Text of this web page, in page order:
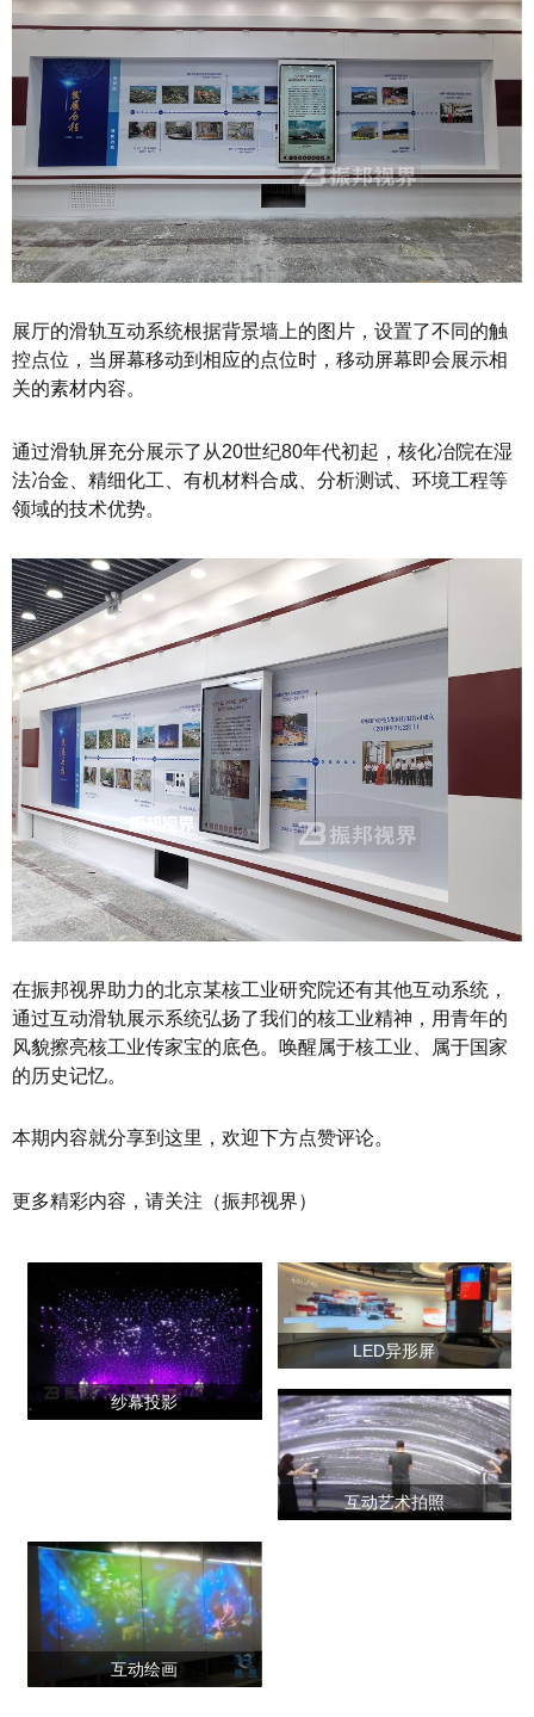
展厅的滑轨互动系统根据背景墙上的图片，设置了不同的触
控点位，当屏幕移动到相应的点位时，移动屏幕即会展示相
关的素材内容。
通过滑轨屏充分展示了从20世纪80年代初起，核化冶院在湿
法冶金、精细化工、有机材料合成、分析测试、环境工程等
领域的技术优势。
在振邦视界助力的北京某核工业研究院还有其他互动系统，
通过互动滑轨展示系统弘扬了我们的核工业精神，用青年的
风貌擦亮核工业传家宝的底色。唤醒属于核工业、属于国家
的历史记忆。
本期内容就分享到这里，欢迎下方点赞评论。
更多精彩内容，请关注（振邦视界）
纱幕投影
LED异形屏
互动艺术拍照
互动绘画